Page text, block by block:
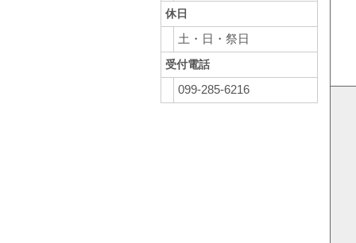
休日
土・日・祭日
受付電話
099-285-6216